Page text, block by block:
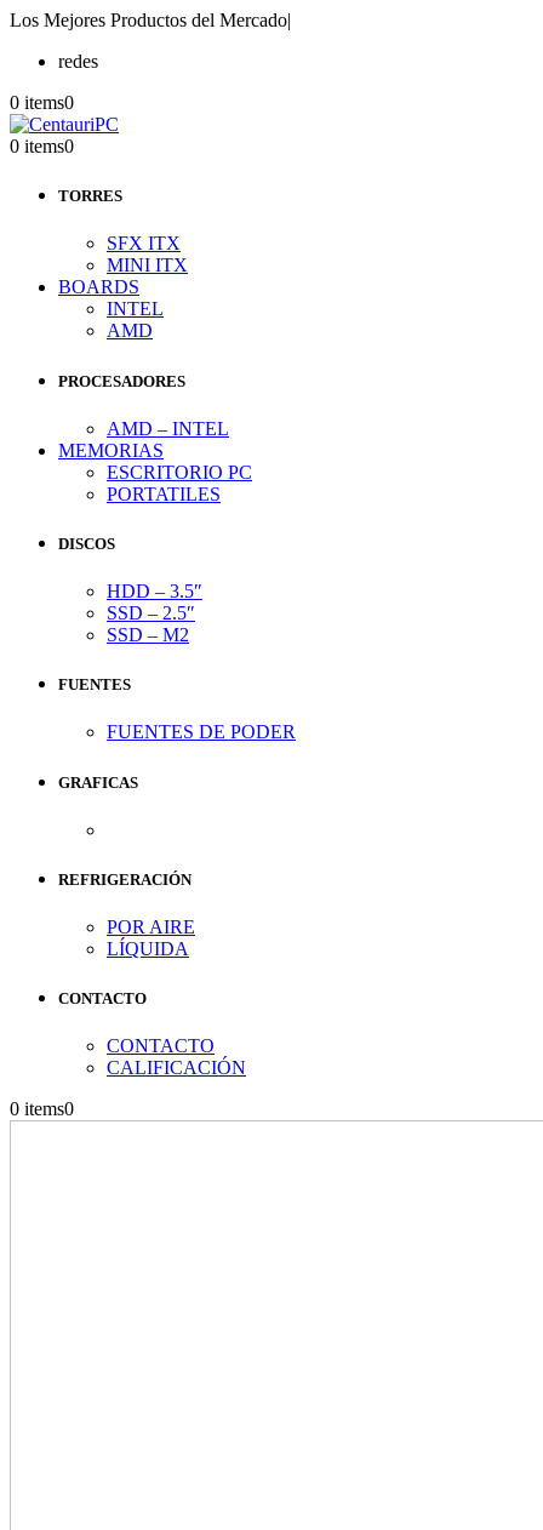
Los Mejores Productos del Mercado|
redes
0 items0
0 items0
TORRES
SFX ITX
MINI ITX
BOARDS
INTEL
AMD
PROCESADORES
AMD – INTEL
MEMORIAS
ESCRITORIO PC
PORTATILES
DISCOS
HDD – 3.5″
SSD – 2.5″
SSD – M2
FUENTES
FUENTES DE PODER
GRAFICAS
REFRIGERACIÓN
POR AIRE
LÍQUIDA
CONTACTO
CONTACTO
CALIFICACIÓN
0 items0